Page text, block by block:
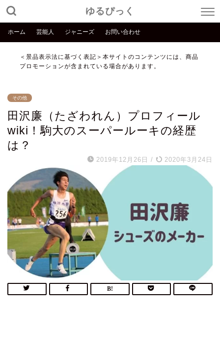
ゆるぴっく
ホーム 芸能人 ジャニーズ お問い合わせ
＜景品表示法に基づく表記＞本サイトのコンテンツには、商品
プロモーションが含まれている場合があります。
その他
田沢廉（たざわれん）プロフィール
wiki！駒大のスーパールーキの経歴
は？
2019年12月26日 / 2020年3月24日